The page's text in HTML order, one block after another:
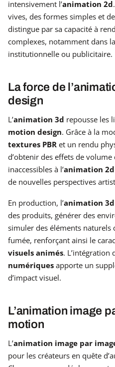
intensivement l’animation 2d
vives, des formes simples et
distingue par sa capacité à
complexes, notamment dans
institutionnelle ou publicitaire.
La force de
design
L’animation 3d repousse les
motion design. Grâce à la
textures PBR et un rendu
d’obtenir des effets de
inaccessibles à l’animation 2d
de nouvelles perspectives
En production, l’animation 3d
des produits, générer des
simuler des éléments naturels
fumée, renforçant ainsi le
visuels animés. L’intégration
numériques apporte un
d’impact visuel.
L’animation image
motion
L’animation image par
pour les créateurs en quête